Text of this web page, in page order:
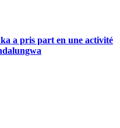
a pris part en une activité